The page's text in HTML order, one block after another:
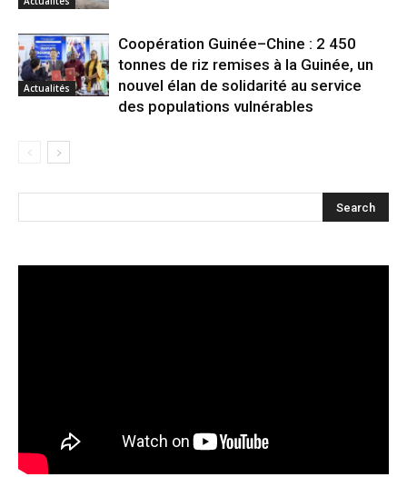
Actualités
Coopération Guinée–Chine : 2 450
tonnes de riz remises à la Guinée, un
nouvel élan de solidarité au service
des populations vulnérables